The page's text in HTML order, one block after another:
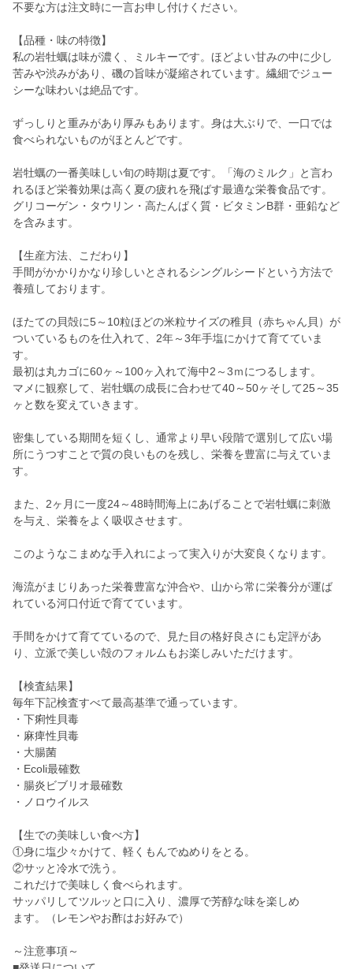
不要な方は注文時に一言お申し付けください。
【品種・味の特徴】
私の岩牡蠣は味が濃く、ミルキーです。ほどよい甘みの中に少し
苦みや渋みがあり、磯の旨味が凝縮されています。繊細でジュー
シーな味わいは絶品です。
ずっしりと重みがあり厚みもあります。身は大ぶりで、一口では
食べられないものがほとんどです。
岩牡蠣の一番美味しい旬の時期は夏です。「海のミルク」と言わ
れるほど栄養効果は高く夏の疲れを飛ばす最適な栄養食品です。
グリコーゲン・タウリン・高たんぱく質・ビタミンB群・亜鉛など
を含みます。
【生産方法、こだわり】
手間がかかりかなり珍しいとされるシングルシードという方法で
養殖しております。
ほたての貝殻に5～10粒ほどの米粒サイズの稚貝（赤ちゃん貝）が
ついているものを仕入れて、2年～3年手塩にかけて育てていま
す。
最初は丸カゴに60ヶ～100ヶ入れて海中2～3ｍにつるします。
マメに観察して、岩牡蠣の成長に合わせて40～50ヶそして25～35
ヶと数を変えていきます。
密集している期間を短くし、通常より早い段階で選別して広い場
所にうつすことで質の良いものを残し、栄養を豊富に与えていま
す。
また、2ヶ月に一度24～48時間海上にあげることで岩牡蠣に刺激
を与え、栄養をよく吸収させます。
このようなこまめな手入れによって実入りが大変良くなります。
海流がまじりあった栄養豊富な沖合や、山から常に栄養分が運ば
れている河口付近で育てています。
手間をかけて育てているので、見た目の格好良さにも定評があ
り、立派で美しい殻のフォルムもお楽しみいただけます。
【検査結果】
毎年下記検査すべて最高基準で通っています。
・下痢性貝毒
・麻痺性貝毒
・大腸菌
・Ecoli最確数
・腸炎ビブリオ最確数
・ノロウイルス
【生での美味しい食べ方】
①身に塩少々かけて、軽くもんでぬめりをとる。
②サッと冷水で洗う。
これだけで美味しく食べられます。
サッパリしてツルッと口に入り、濃厚で芳醇な味を楽しめ
ます。（レモンやお酢はお好みで）
～注意事項～